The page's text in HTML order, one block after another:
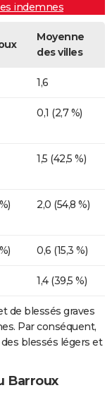
indemnes
Moyenne
des villes
1,6
0,1 (2,7 %)
1,5 (42,5 %)
2,0 (54,8 %)
0,6 (15,3 %)
1,4 (39,5 %)
de blessés graves
Par conséquent,
blessés légers et
Barroux